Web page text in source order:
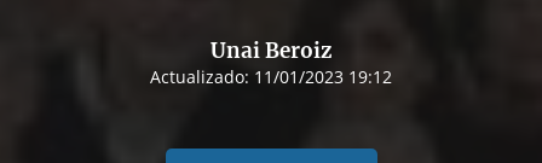
Unai Beroiz
Actualizado: 11/01/2023 19:12